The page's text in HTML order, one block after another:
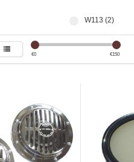
W113 (2)
€0 €150